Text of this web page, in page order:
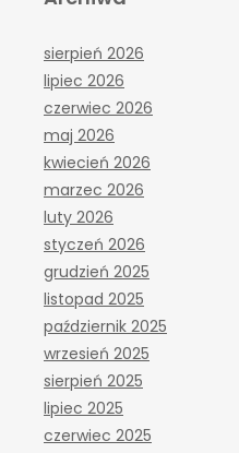
sierpień 2026
lipiec 2026
czerwiec 2026
maj 2026
kwiecień 2026
marzec 2026
luty 2026
styczeń 2026
grudzień 2025
listopad 2025
październik 2025
wrzesień 2025
sierpień 2025
lipiec 2025
czerwiec 2025